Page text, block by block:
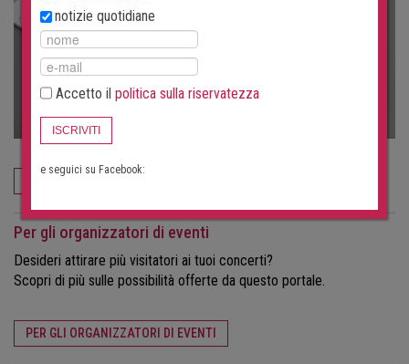
ORDINA ORA
Per gli organizzatori di eventi
Desideri attirare più visitatori ai tuoi concerti?
Scopri di più sulle possibilità offerte da questo portale.
PER GLI ORGANIZZATORI DI EVENTI
notizie quotidiane
Accetto il politica sulla riservatezza
ISCRIVITI
e seguici su Facebook: